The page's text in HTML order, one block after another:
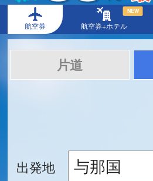
航空券 航空券+ホテル
NEW
片道
出発地